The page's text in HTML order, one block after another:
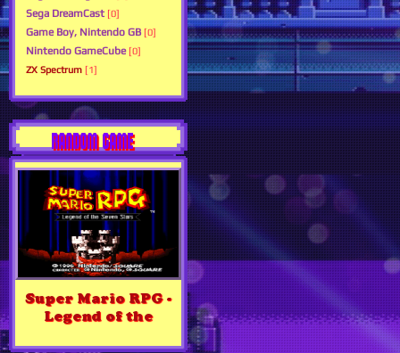
Sega DreamCast [0]
Game Boy, Nintendo GB [0]
Nintendo GameCube [0]
ZX Spectrum [1]
RANDOM GAME
Super Mario RPG -
Legend of the